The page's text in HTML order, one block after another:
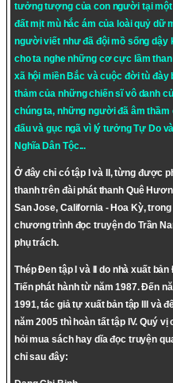
tưởng tượng của con người tại một
đất mịt mù hắc ám của loài quỷ dữ
người viết như đã đội mồ sống dậy
cho ta nghe những cơ cực lầm
xã hội miền Bắc và cuộc đời tù đày
thảm của những chiến sĩ vô danh
chúng ta, những người đã âm thầm
đấu và gục ngã vì lý tưởngTự Do
Nghĩa Dân Tộc...
Ở đây chỉ có tập I và II, từng được
thanh trên đài phát thanh Quê
San Jose, California - Hoa Kỳ, trong
chương trình đọc truyện do Trần
phụ trách.
Thép Đen tập I và II do nhà xuất bản
Tiến phát hành từ năm 1987. Đến
1991, tác giả tự xuất bản tập III và
năm 2005 thì hoàn tất tập IV. Quý vị
hỏi mua sách hay dĩa đọc truyện
chỉ sau đây: